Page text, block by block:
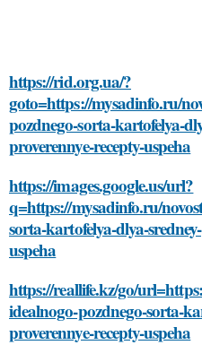
https://rid.org.ua/?
goto=https://mysadinfo.ru/
pozdnego-sorta-kartofelya-
proverennye-recepty-uspeha
https://images.google.us/url?
q=https://mysadinfo.ru/
sorta-kartofelya-dlya-
uspeha
https://reallife.kz/go/
idealnogo-pozdnego-sorta-
proverennye-recepty-uspeha